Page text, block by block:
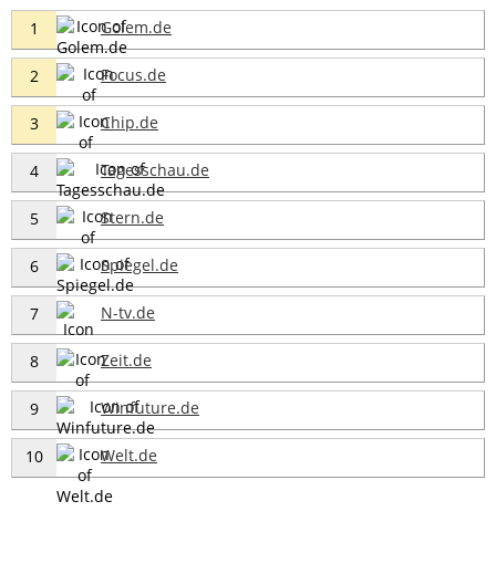
1 Golem.de
2 Focus.de
3 Chip.de
4 Tagesschau.de
5 Stern.de
6 Spiegel.de
7 N-tv.de
8 Zeit.de
9 Winfuture.de
10 Welt.de